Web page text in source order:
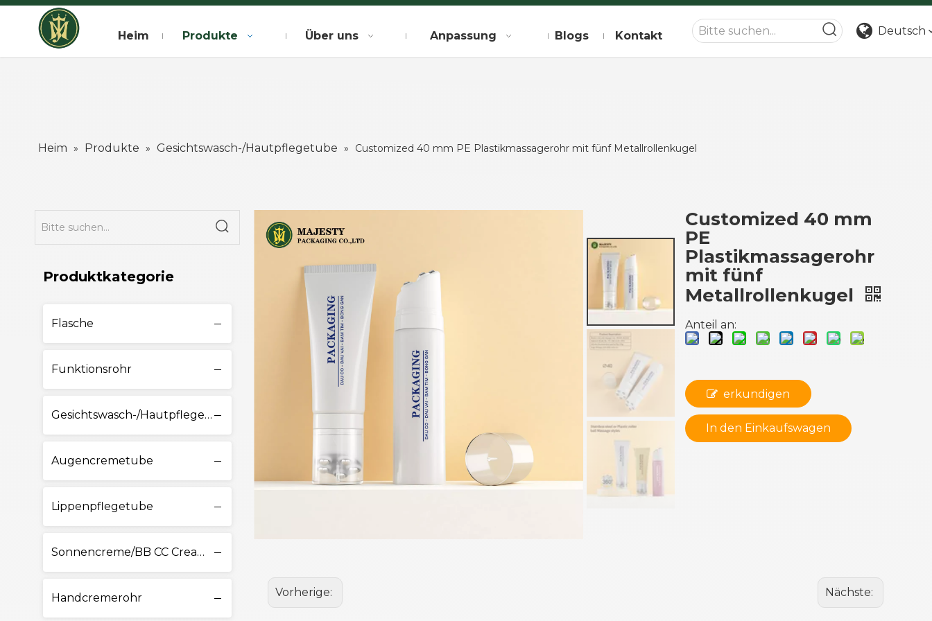
Heim Produkte Über uns Anpassung Blogs Kontakt Deutsch
Heim » Produkte » Gesichtswasch-/Hautpflegetube » Customized 40 mm PE Plastikmassagerohr mit fünf Metallrollenkugel
Produktkategorie
Flasche
Funktionsrohr
Gesichtswasch-/Hautpflegetube
Augencremetube
Lippenpflegetube
Sonnencreme/BB CC Cream Tube
Handcremerohr
Customized 40 mm
PE
Plastikmassagerohr
mit fünf
Metallrollenkugel
Anteil an:
erkundigen
In den Einkaufswagen
Vorherige: Nächste: